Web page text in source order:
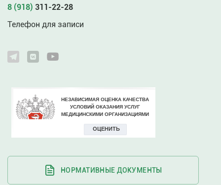
8 (918) 311-22-28
Телефон для записи
НОРМАТИВНЫЕ ДОКУМЕНТЫ